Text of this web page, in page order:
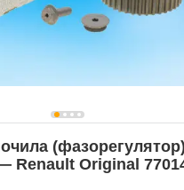
Renault Original